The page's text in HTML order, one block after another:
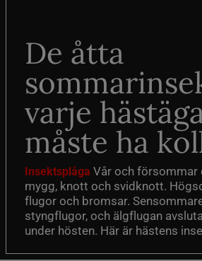
De åtta
varje
måste ha
Insektsplåga Vår och försommar
mygg, knott och svidknott.
flugor och bromsar.
styngflugor, och älgflugan
under hösten. Här är hästens